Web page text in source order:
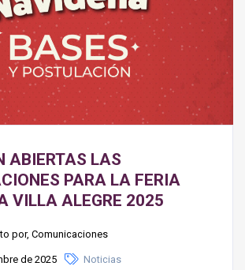
MEDIO AMBIENTE
ABIERTAS LAS
PARA LA FERIA
VILLA ALEGRE 2025
por, Comunicaciones
de 2025
Noticias